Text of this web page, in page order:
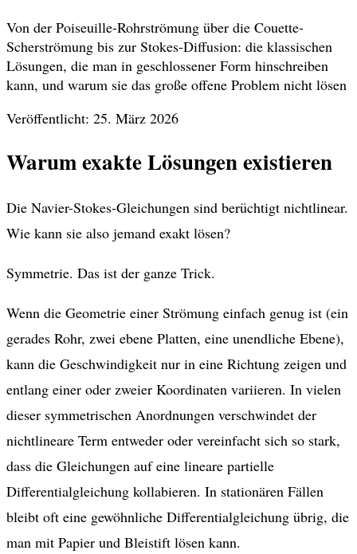
Von der Poiseuille-Rohrströmung über die Couette-
Scherströmung bis zur Stokes-Diffusion: die klassischen
Lösungen, die man in geschlossener Form hinschreiben
kann, und warum sie das große offene Problem nicht lösen
Veröffentlicht: 25. März 2026
Warum exakte Lösungen existieren
Die Navier-Stokes-Gleichungen sind berüchtigt nichtlinear.
Wie kann sie also jemand exakt lösen?
Symmetrie. Das ist der ganze Trick.
Wenn die Geometrie einer Strömung einfach genug ist (ein
gerades Rohr, zwei ebene Platten, eine unendliche Ebene),
kann die Geschwindigkeit nur in eine Richtung zeigen und
entlang einer oder zweier Koordinaten variieren. In vielen
dieser symmetrischen Anordnungen verschwindet der
nichtlineare Term entweder oder vereinfacht sich so stark,
dass die Gleichungen auf eine lineare partielle
Differentialgleichung kollabieren. In stationären Fällen
bleibt oft eine gewöhnliche Differentialgleichung übrig, die
man mit Papier und Bleistift lösen kann.